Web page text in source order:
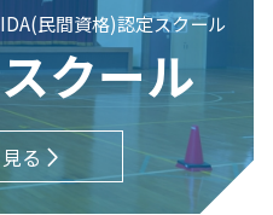
民間資格)認定スクール
クール
る